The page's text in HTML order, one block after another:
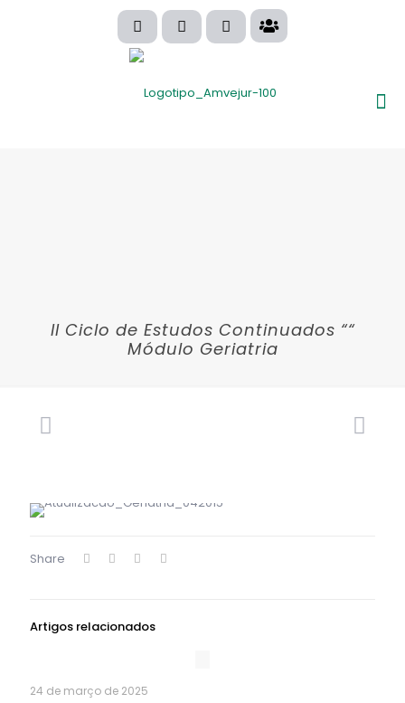
II Ciclo de Estudos Continuados ““
Módulo Geriatria
Share
Artigos relacionados
24 de março de 2025